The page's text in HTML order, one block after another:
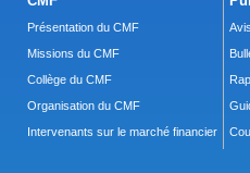
Présentation du CMF
Missions du CMF
Collège du CMF
Organisation du CMF
Intervenants sur le marché financier